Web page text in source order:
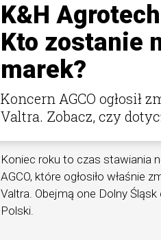
K&H
Kto zostanie
marek?
Koncern AGCO ogłosił
Valtra. Zobacz, czy
Koniec roku to czas stawiania
AGCO, które ogłosiło właśnie
Valtra. Obejmą one Dolny
Polski.